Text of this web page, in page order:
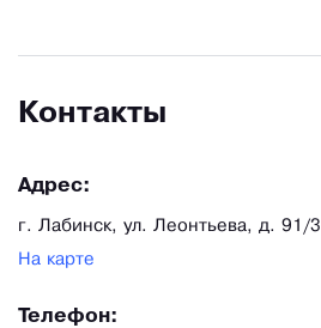
Контакты
Адрес:
г. Лабинск, ул. Леонтьева, д. 91/3
На карте
Телефон: